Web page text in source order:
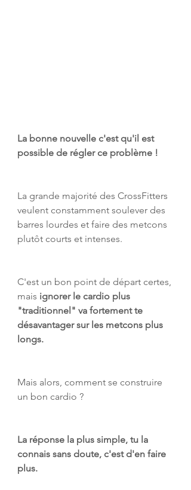
La bonne nouvelle c'est qu'il est
possible de régler ce problème !
La grande majorité des CrossFitters
veulent constamment soulever des
barres lourdes et faire des metcons
plutôt courts et intenses.
C'est un bon point de départ certes,
mais ignorer le cardio plus
"traditionnel" va fortement te
désavantager sur les metcons plus
longs.
Mais alors, comment se construire
un bon cardio ?
La réponse la plus simple, tu la
connais sans doute, c'est d'en faire
plus.